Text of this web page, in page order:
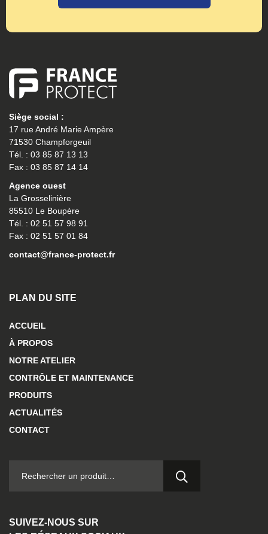
Siège social :
17 rue André Marie Ampère
71530 Champforgeuil
Tél. : 03 85 87 13 13
Fax : 03 85 87 14 14
Agence ouest
La Grosselinière
85510 Le Boupère
Tél. : 02 51 57 98 91
Fax : 02 51 57 01 84
contact@france-protect.fr
PLAN DU SITE
ACCUEIL
À PROPOS
NOTRE ATELIER
CONTRÔLE ET MAINTENANCE
PRODUITS
ACTUALITÉS
CONTACT
SUIVEZ-NOUS SUR